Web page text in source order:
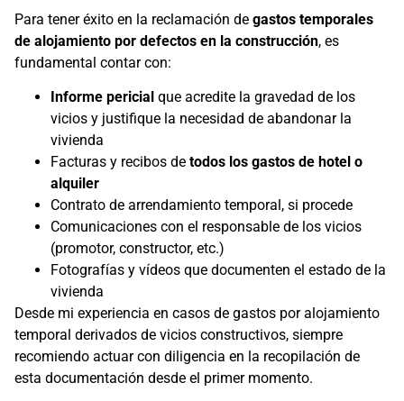
Para tener éxito en la reclamación de gastos temporales
de alojamiento por defectos en la construcción, es
fundamental contar con:
Informe pericial que acredite la gravedad de los
vicios y justifique la necesidad de abandonar la
vivienda
Facturas y recibos de todos los gastos de hotel o
alquiler
Contrato de arrendamiento temporal, si procede
Comunicaciones con el responsable de los vicios
(promotor, constructor, etc.)
Fotografías y vídeos que documenten el estado de la
vivienda
Desde mi experiencia en casos de gastos por alojamiento
temporal derivados de vicios constructivos, siempre
recomiendo actuar con diligencia en la recopilación de
esta documentación desde el primer momento.